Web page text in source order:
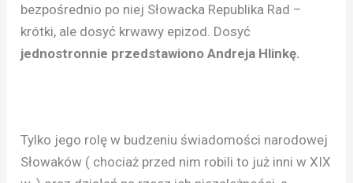
bezpośrednio po niej Słowacka Republika Rad –
krótki, ale dosyć krwawy epizod. Dosyć
jednostronnie przedstawiono Andreja Hlinkę.
Tylko jego rolę w budzeniu świadomości narodowej
Słowaków ( chociaż przed nim robili to już inni w XIX